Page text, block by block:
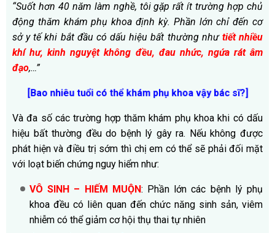
“Suốt hơn 40 năm làm nghề, tôi gặp rất ít trường hợp chủ
động thăm khám phụ khoa định kỳ. Phần lớn chỉ đến cơ
sở y tế khi bắt đầu có dấu hiệu bất thường như tiết nhiều
khí hư, kinh nguyệt không đều, đau nhức, ngứa rát âm
đạo,…”
[Bao nhiêu tuổi có thể khám phụ khoa vậy bác sĩ?]
Và đa số các trường hợp thăm khám phụ khoa khi có dấu
hiệu bất thường đều do bệnh lý gây ra. Nếu không được
phát hiện và điều trị sớm thì chị em có thể sẽ phải đối mặt
với loạt biến chứng nguy hiểm như:
VÔ SINH – HIẾM MUỘN: Phần lớn các bệnh lý phụ
khoa đều có liên quan đến chức năng sinh sản, viêm
nhiễm có thể giảm cơ hội thụ thai tự nhiên